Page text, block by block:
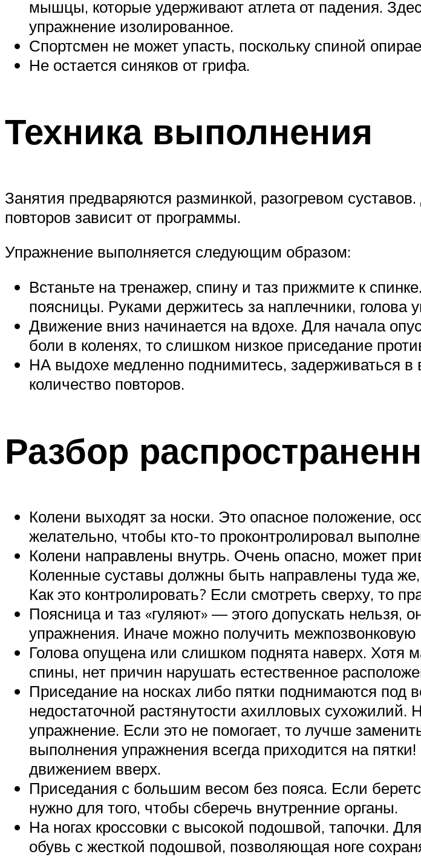
мышцы, которые удерживают атлета от падения.
упражнение изолированное.
Спортсмен не может упасть, поскольку спиной
Не остается синяков от грифа.
Техника выполнения
Занятия предваряются разминкой, разогревом
повторов зависит от программы.
Упражнение выполняется следующим образом:
Встаньте на тренажер, спину и таз прижмите к
поясницы. Руками держитесь за наплечники, голова
Движение вниз начинается на вдохе. Для начала
боли в коленях, то слишком низкое приседание
НА выдохе медленно поднимитесь, задерживаться
количество повторов.
Разбор
Колени выходят за носки. Это опасное положение,
желательно, чтобы кто-то проконтролировал
Колени направлены внутрь. Очень опасно, может
Коленные суставы должны быть направлены туда
Как это контролировать? Если смотреть сверху, то
Поясница и таз «гуляют» — этого допускать
упражнения. Иначе можно получить межпозвонковую
Голова опущена или слишком поднята наверх. Хотя
спины, нет причин нарушать естественное
Приседание на носках либо пятки поднимаются под
недостаточной растянутости ахилловых сухожилий.
упражнение. Если это не помогает, то лучше
выполнения упражнения всегда приходится на
движением вверх.
Приседания с большим весом без пояса. Если
нужно для того, чтобы сберечь внутренние органы.
На ногах кроссовки с высокой подошвой, тапочки.
обувь с жесткой подошвой, позволяющая ноге